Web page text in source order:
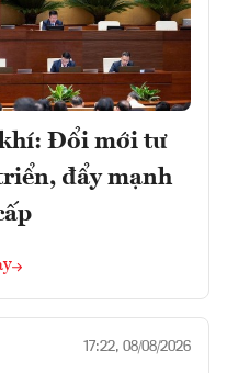
Đổi mới tư
đẩy mạnh
17:22, 08/08/2026